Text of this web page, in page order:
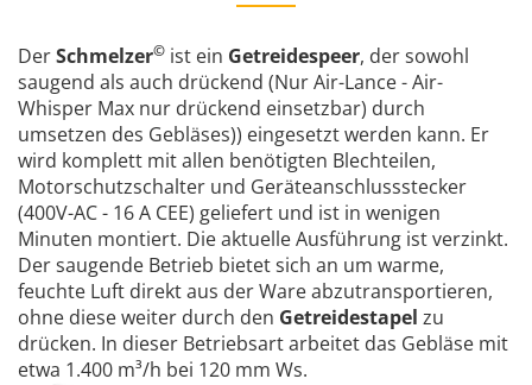
DerSchmelzer© ist ein Getreidespeer, der sowohl
saugend als auch drückend (Nur Air-Lance - Air-
Whisper Max nur drückend einsetzbar) durch
umsetzen des Gebläses)) eingesetzt werden kann. Er
wird komplett mit allen benötigten Blechteilen,
Motorschutzschalter und Geräteanschlussstecker
(400V-AC - 16 A CEE) geliefert und ist in wenigen
Minuten montiert. Die aktuelle Ausführung ist verzinkt.
Der saugende Betrieb bietet sich an um warme,
feuchte Luft direkt aus der Ware abzutransportieren,
ohne diese weiter durch den Getreidestapel zu
drücken. In dieser Betriebsart arbeitet das Gebläse mit
etwa 1.400 m³/h bei 120 mm Ws.